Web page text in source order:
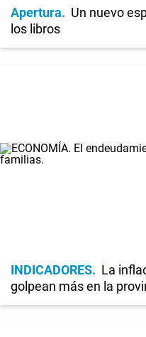
Apertura
Un nuevo
los libros
INDICADORES
La
golpean más en la